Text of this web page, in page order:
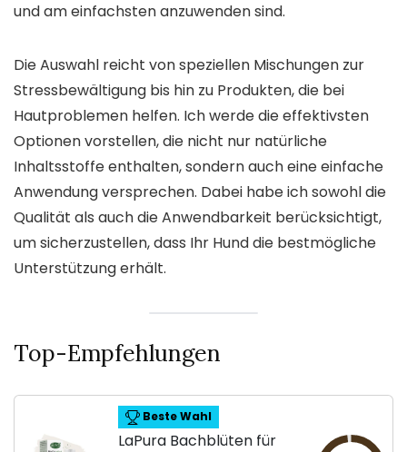
und am einfachsten anzuwenden sind.
Die Auswahl reicht von speziellen Mischungen zur
Stressbewältigung bis hin zu Produkten, die bei
Hautproblemen helfen. Ich werde die effektivsten
Optionen vorstellen, die nicht nur natürliche
Inhaltsstoffe enthalten, sondern auch eine einfache
Anwendung versprechen. Dabei habe ich sowohl die
Qualität als auch die Anwendbarkeit berücksichtigt,
um sicherzustellen, dass Ihr Hund die bestmögliche
Unterstützung erhält.
Top-Empfehlungen
Beste Wahl
LaPura Bachblüten für